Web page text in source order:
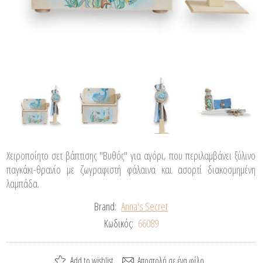
Χειροποίητο σετ βάπτισης "Βυθός" για αγόρι, που περιλαμβάνει ξύλινο
παγκάκι-θρανίο με ζωγραφιστή φάλαινα και ασορτί διακοσμημένη
λαμπάδα.
Brand: Anna's Secret
Κωδικός: 66089